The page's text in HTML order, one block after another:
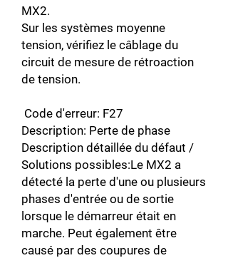
MX2.
Sur les systèmes moyenne
tension, vérifiez le câblage du
circuit de mesure de rétroaction
de tension.
Code d'erreur: F27
Description: Perte de phase
Description détaillée du défaut /
Solutions possibles:Le MX2 a
détecté la perte d'une ou plusieurs
phases d'entrée ou de sortie
lorsque le démarreur était en
marche. Peut également être
causé par des coupures de